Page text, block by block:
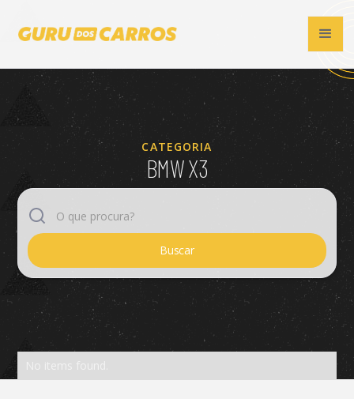
CATEGORIA
BMW X3